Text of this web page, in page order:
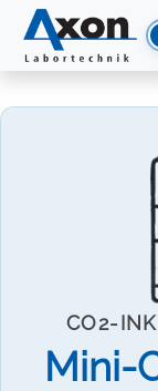
CO2-
Mini-